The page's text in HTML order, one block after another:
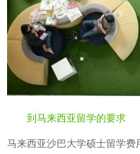
到马来西亚留学的要求
马来西亚沙巴大学硕士留学费